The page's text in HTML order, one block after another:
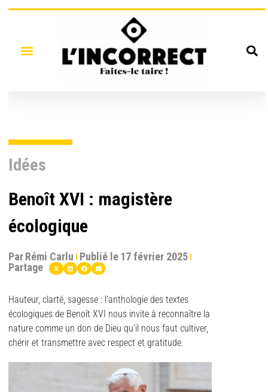
Idées
Benoît XVI : magistère
écologique
ParRémi Carlu Publié le17 février 2025
Partage
Hauteur, clarté, sagesse : l’anthologie des textes
écologiques de Benoît XVI nous invite à reconnaître la
nature comme un don de Dieu qu’il nous faut cultiver,
chérir et transmettre avec respect et gratitude.